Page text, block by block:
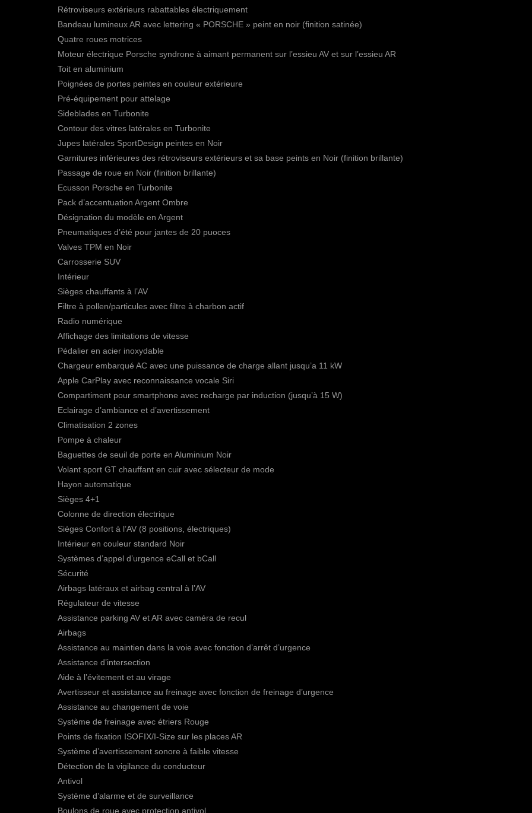
Rétroviseurs extérieurs rabattables électriquement
Bandeau lumineux AR avec lettering « PORSCHE » peint en noir (finition satinée)
Quatre roues motrices
Moteur électrique Porsche syndrone à aimant permanent sur l’essieu AV et sur l’essieu AR
Toit en aluminium
Poignées de portes peintes en couleur extérieure
Pré-équipement pour attelage
Sideblades en Turbonite
Contour des vitres latérales en Turbonite
Jupes latérales SportDesign peintes en Noir
Garnitures inférieures des rétroviseurs extérieurs et sa base peints en Noir (finition brillante)
Passage de roue en Noir (finition brillante)
Ecusson Porsche en Turbonite
Pack d’accentuation Argent Ombre
Désignation du modèle en Argent
Pneumatiques d’été pour jantes de 20 puoces
Valves TPM en Noir
Carrosserie SUV
Intérieur
Sièges chauffants à l’AV
Filtre à pollen/particules avec filtre à charbon actif
Radio numérique
Affichage des limitations de vitesse
Pédalier en acier inoxydable
Chargeur embarqué AC avec une puissance de charge allant jusqu’a 11 kW
Apple CarPlay avec reconnaissance vocale Siri
Compartiment pour smartphone avec recharge par induction (jusqu’à 15 W)
Eclairage d’ambiance et d’avertissement
Climatisation 2 zones
Pompe à chaleur
Baguettes de seuil de porte en Aluminium Noir
Volant sport GT chauffant en cuir avec sélecteur de mode
Hayon automatique
Sièges 4+1
Colonne de direction électrique
Sièges Confort à l’AV (8 positions, électriques)
Intérieur en couleur standard Noir
Systèmes d’appel d’urgence eCall et bCall
Sécurité
Airbags latéraux et airbag central à l’AV
Régulateur de vitesse
Assistance parking AV et AR avec caméra de recul
Airbags
Assistance au maintien dans la voie avec fonction d’arrêt d’urgence
Assistance d’intersection
Aide à l’évitement et au virage
Avertisseur et assistance au freinage avec fonction de freinage d’urgence
Assistance au changement de voie
Système de freinage avec étriers Rouge
Points de fixation ISOFIX/I-Size sur les places AR
Système d’avertissement sonore à faible vitesse
Détection de la vigilance du conducteur
Antivol
Système d’alarme et de surveillance
Boulons de roue avec protection antivol